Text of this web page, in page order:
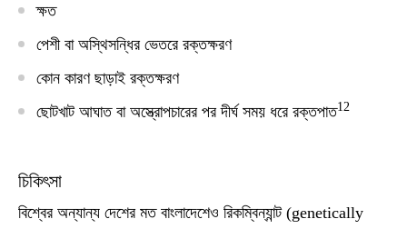
ক্ষত
পেশী বা অস্থিসন্ধির ভেতরে রক্তক্ষরণ
কোন কারণ ছাড়াই রক্তক্ষরণ
ছোটখাট আঘাত বা অস্ত্রোপচারের পর দীর্ঘ সময় ধরে রক্তপাত12
চিকিৎসা
বিশ্বের অন্যান্য দেশের মত বাংলাদেশেও রিকম্বিন্যান্ট (genetically